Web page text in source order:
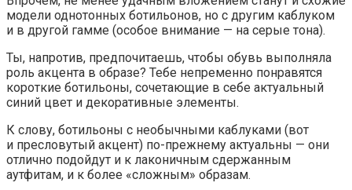
модели однотонных ботильонов, но с другим каблуком
и в другой гамме (особое внимание — на серые тона).
Ты, напротив, предпочитаешь, чтобы обувь выполняла
роль акцента в образе? Тебе непременно понравятся
короткие ботильоны, сочетающие в себе актуальный
синий цвет и декоративные элементы.
К слову, ботильоны с необычными каблуками (вот
и пресловутый акцент) по-прежнему актуальны — они
отлично подойдут и к лаконичным сдержанным
аутфитам, и к более «сложным» образам.